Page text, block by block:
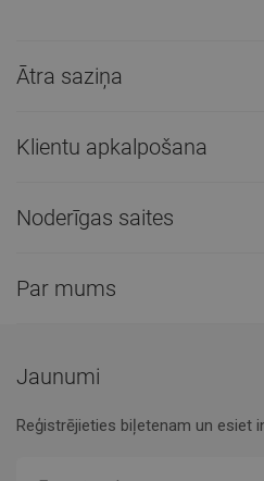
Ātra saziņa
Klientu apkalpošana
Noderīgas saites
Par mums
Jaunumi
Reģistrējieties biļetenam un esiet